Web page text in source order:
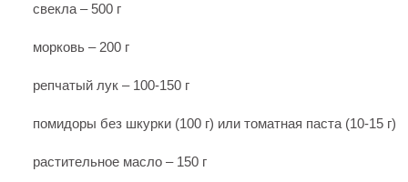
свекла – 500 г
морковь – 200 г
репчатый лук – 100-150 г
помидоры без шкурки (100 г) или томатная паста (10-15 г)
растительное масло – 150 г